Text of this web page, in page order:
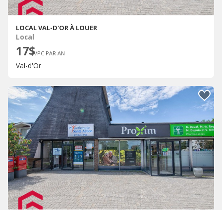
LOCAL VAL-D'OR À LOUER
Local
17$/PC PAR AN
Val-d'Or